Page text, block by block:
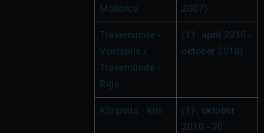
Mallorca
2007)
Travemünde -
Ventspils
Travemünde -
Riga
(11. april 2010 -
oktober 2010)
Klaipeda - Kiel
(17. oktober
2010 - 20.